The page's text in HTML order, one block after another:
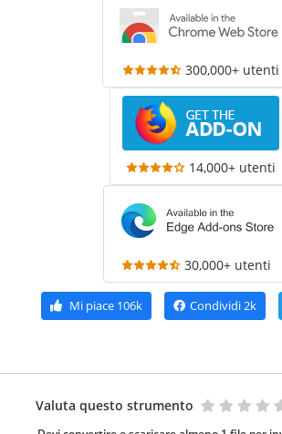
300,000+ utenti
14,000+ utenti
30,000+ utenti
Mi piace 106k Condividi2k
Valuta questo strumento